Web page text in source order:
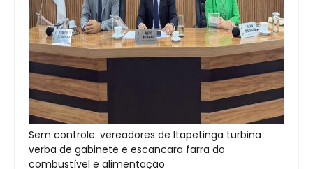
Sem controle: vereadores de Itapetinga turbina
verba de gabinete e escancara farra do
combustível e alimentação